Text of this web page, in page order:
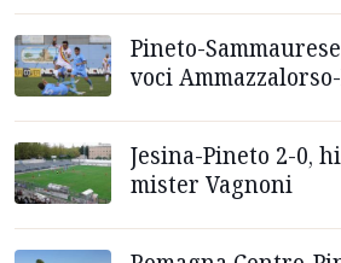
Pineto-
voci
Jesina-Pineto 2-0,
mister Vagnoni